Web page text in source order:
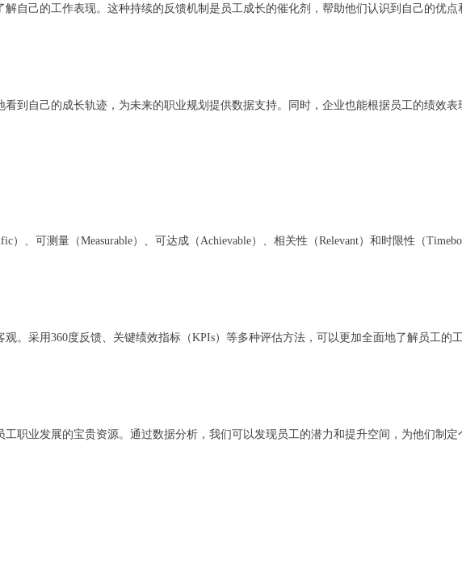
自己的工作表现。这种持续的反馈机制是员工成长的催化剂，帮助他们认识到自己的优点
到自己的成长轨迹，为未来的职业规划提供数据支持。同时，企业也能根据员工的绩效
）、可测量（Measurable）、可达成（Achievable）、相关性（Relevant）和时限性（
。采用360度反馈、关键绩效指标（KPIs）等多种评估方法，可以更加全面地了解员工的
职业发展的宝贵资源。通过数据分析，我们可以发现员工的潜力和提升空间，为他们制